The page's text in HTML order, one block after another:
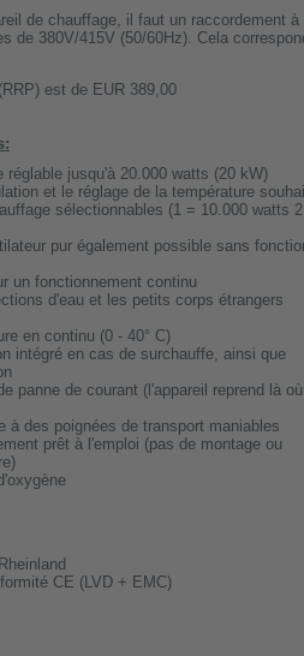
de chauffage, il faut un raccordement à
de 380V/415V (50/60Hz). Cela
est de EUR 389,00
réglable jusqu'à 20.000 watts (20 kW)
et le réglage de la température
sélectionnables (1 = 10.000 watts
pur également possible sans
un fonctionnement continu
d'eau et les petits corps étrangers
en continu (0 - 40° C)
intégré en cas de surchauffe, ainsi que
panne de courant (l'appareil reprend là
à des poignées de transport maniables
prêt à l'emploi (pas de montage ou
CE (LVD + EMC)